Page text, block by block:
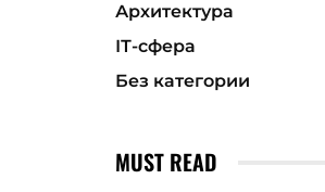
Архитектура
ІТ-сфера
Без категории
MUST READ